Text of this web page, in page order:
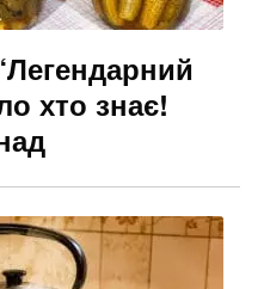
хто знає!